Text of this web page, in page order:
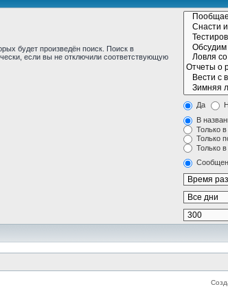
будет произведён поиск. Поиск в
если вы не отключили соответствующую
Да
В
Только
Только
Только